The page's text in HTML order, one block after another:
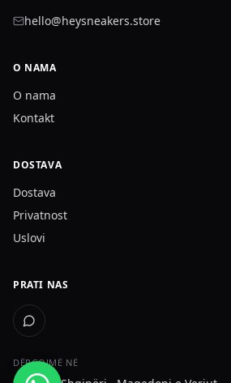
hello@heysneakers.store
O NAMA
O nama
Kontakt
DOSTAVA
Dostava
Privatnost
Uslovi
PRATI NAS
DËRGOJMË NË